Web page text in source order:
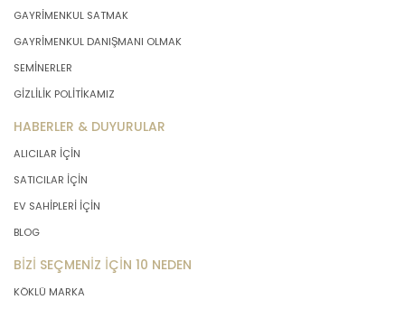
GAYRİMENKUL SATMAK
GAYRİMENKUL DANIŞMANI OLMAK
SEMİNERLER
GİZLİLİK POLİTİKAMIZ
HABERLER & DUYURULAR
ALICILAR İÇİN
SATICILAR İÇİN
EV SAHİPLERİ İÇİN
BLOG
BİZİ SEÇMENİZ İÇİN 10 NEDEN
KÖKLÜ MARKA